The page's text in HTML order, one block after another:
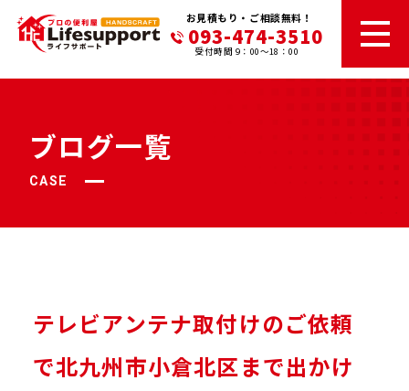
お見積もり・ご相談無料！
093-474-3510
受付時間 9：00～18：00
ブログ一覧
CASE
テレビアンテナ取付けのご依頼
で北九州市小倉北区まで出かけ